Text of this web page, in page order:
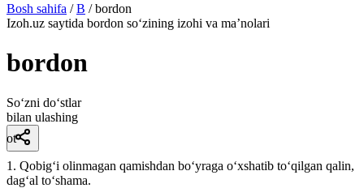
Bosh sahifa / B / bordon
Izoh.uz saytida bordon so‘zining izohi va ma’nolari
bordon
So‘zni do‘stlar
bilan ulashing
ot
1. Qobigʻi olinmagan qamishdan boʻyraga oʻxshatib toʻqilgan qalin,
dagʻal toʻshama.